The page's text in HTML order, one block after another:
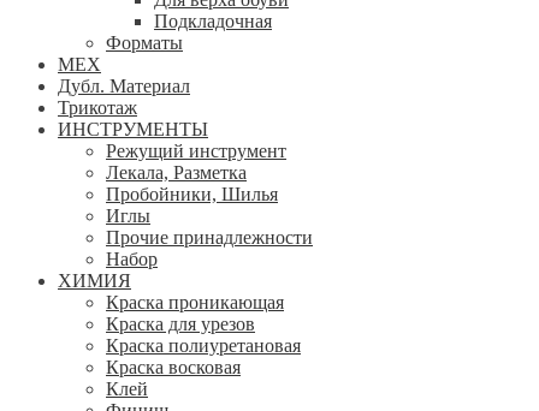
Подкладочная
Форматы
МЕХ
Дубл. Материал
Трикотаж
ИНСТРУМЕНТЫ
Режущий инструмент
Лекала, Разметка
Пробойники, Шилья
Иглы
Прочие принадлежности
Набор
ХИМИЯ
Краска проникающая
Краска для урезов
Краска полиуретановая
Краска восковая
Клей